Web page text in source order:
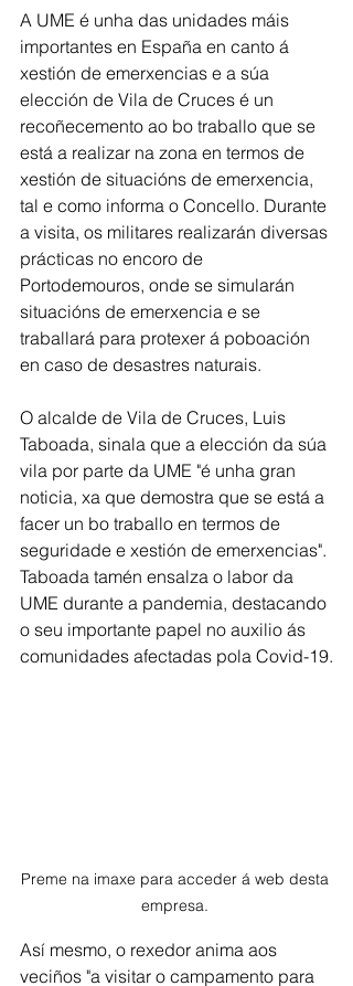
A UME é unha das unidades máis
importantes en España en canto á
xestión de emerxencias e a súa
elección de Vila de Cruces é un
recoñecemento ao bo traballo que se
está a realizar na zona en termos de
xestión de situacións de emerxencia,
tal e como informa o Concello. Durante
a visita, os militares realizarán diversas
prácticas no encoro de
Portodemouros, onde se simularán
situacións de emerxencia e se
traballará para protexer á poboación
en caso de desastres naturais.
O alcalde de Vila de Cruces, Luis
Taboada, sinala que a elección da súa
vila por parte da UME "é unha gran
noticia, xa que demostra que se está a
facer un bo traballo en termos de
seguridade e xestión de emerxencias".
Taboada tamén ensalza o labor da
UME durante a pandemia, destacando
o seu importante papel no auxilio ás
comunidades afectadas pola Covid-19.
Preme na imaxe para acceder á web desta
empresa.
Así mesmo, o rexedor anima aos
veciños "a visitar o campamento para